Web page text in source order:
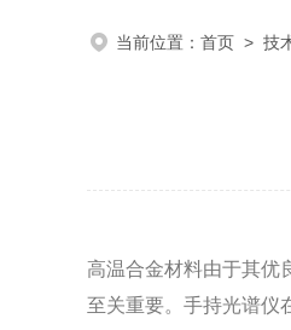
当前位置： 首页 > 技
高温合金材料由于其优
至关重要。手持光谱仪